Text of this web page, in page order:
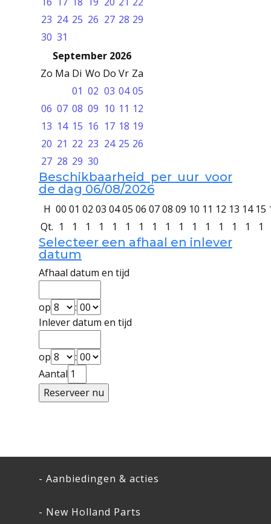
23 24 25 26 27 28 29
30 31
September 2026
Zo Ma Di Wo Do Vr Za
01 02 03 04 05
06 07 08 09 10 11 12
13 14 15 16 17 18 19
20 21 22 23 24 25 26
27 28 29 30
Beschikbaarheid per uur voor
de dag 06/08/2026
H 00 01 02 03 0405 06 0708 09 10 11 12 13 14 15
Qt. 1 1 1 1 1 1 1 1 1 1 1 1 1 1 1 1
Selecteer een afhaal en inlever
datum
Afhaal datum en tijd
op
:
Inlever datum en tijd
op
:
Aantal
- Aanbiedingen & acties
- New Holland Parts